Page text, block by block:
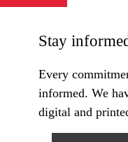
Stay
Every
informed. We
digital and